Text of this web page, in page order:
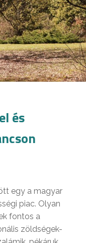
és
egy a magyar
piac. Olyan
fontos a
zöldségek-